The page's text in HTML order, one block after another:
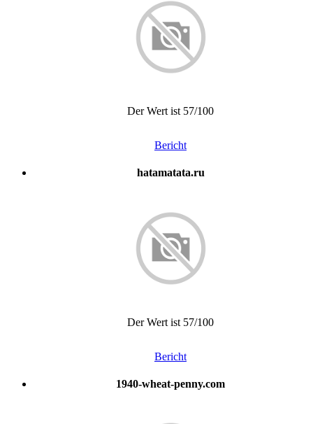
Der Wert ist 57/100
Bericht
hatamatata.ru
Der Wert ist 57/100
Bericht
1940-wheat-penny.com